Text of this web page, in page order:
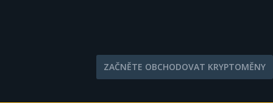
ZAČNĚTE OBCHODOVAT KRYPTOMĚNY